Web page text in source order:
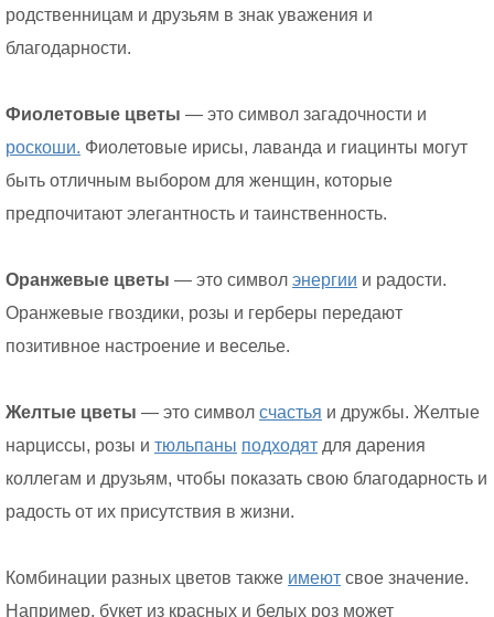
родственницам и друзьям в знак уважения и
благодарности.
Фиолетовые цветы — это символ загадочности и
роскоши. Фиолетовые ирисы, лаванда и гиацинты могут
быть отличным выбором для женщин, которые
предпочитают элегантность и таинственность.
Оранжевые цветы — это символ энергии и радости.
Оранжевые гвоздики, розы и герберы передают
позитивное настроение и веселье.
Желтые цветы — это символ счастья и дружбы. Желтые
нарциссы, розы и тюльпаны подходят для дарения
коллегам и друзьям, чтобы показать свою благодарность и
радость от их присутствия в жизни.
Комбинации разных цветов также имеют свое значение.
Например, букет из красных и белых роз может